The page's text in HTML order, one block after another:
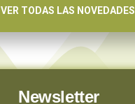
VER TODAS LAS NOVEDADES
Newsletter